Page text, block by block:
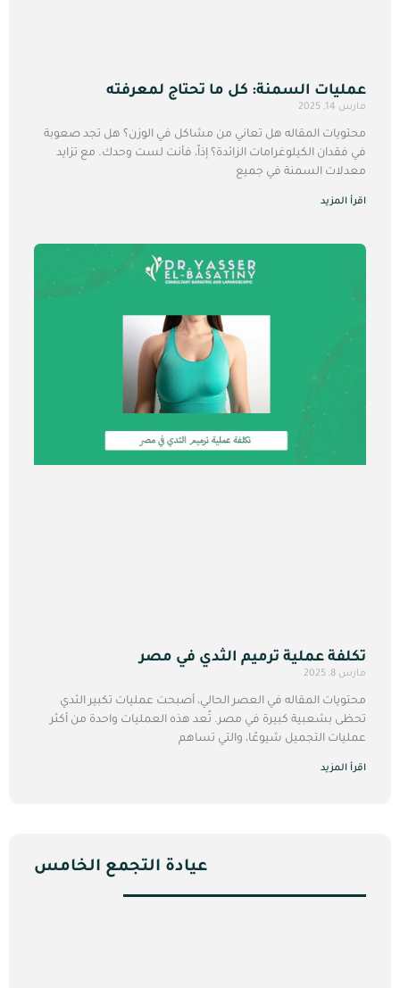
عمليات السمنة: كل ما تحتاج لمعرفته
مارس 14, 2025
محتويات المقاله هل تعاني من مشاكل في الوزن؟ هل تجد صعوبة
في فقدان الكيلوغرامات الزائدة؟ إذاً، فأنت لست وحدك. مع تزايد
معدلات السمنة في جميع
اقرأ المزيد
تكلفة عملية ترميم الثدي في مصر
مارس 8, 2025
محتويات المقاله في العصر الحالي، أصبحت عمليات تكبير الثدي
تحظى بشعبية كبيرة في مصر. تُعد هذه العمليات واحدة من أكثر
عمليات التجميل شيوعًا، والتي تساهم
اقرأ المزيد
عيادة التجمع الخامس